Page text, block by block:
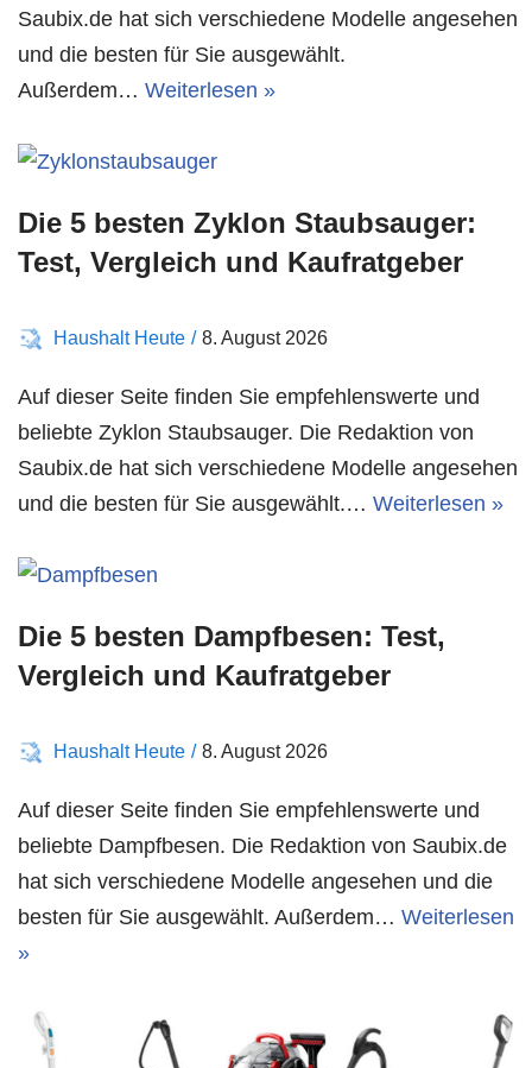
Saubix.de hat sich verschiedene Modelle angesehen
und die besten für Sie ausgewählt.
Außerdem… Weiterlesen »
Die 5 besten Zyklon Staubsauger:
Test, Vergleich und Kaufratgeber
Haushalt Heute 8. August 2026
Auf dieser Seite finden Sie empfehlenswerte und
beliebte Zyklon Staubsauger. Die Redaktion von
Saubix.de hat sich verschiedene Modelle angesehen
und die besten für Sie ausgewählt.… Weiterlesen »
Die 5 besten Dampfbesen: Test,
Vergleich und Kaufratgeber
Haushalt Heute 8. August 2026
Auf dieser Seite finden Sie empfehlenswerte und
beliebte Dampfbesen. Die Redaktion von Saubix.de
hat sich verschiedene Modelle angesehen und die
besten für Sie ausgewählt. Außerdem… Weiterlesen
»